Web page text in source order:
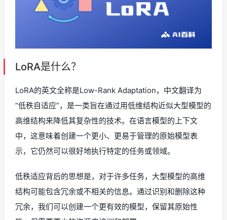
LoRA是什么？
LoRA的英文全称是Low-Rank Adaptation，中文翻译为
“低秩自适应”，是一类旨在通过用低维结构近似大型模型的
高维结构来降低其复杂性的技术。在语言模型的上下文
中，这意味着创建一个更小、更易于管理的原始模型表
示，它仍然可以很好地执行特定的任务或领域。
低秩适应背后的思想是，对于许多任务，大型模型的高维
结构可能包含冗余或不相关的信息。通过识别和删除这种
冗余，我们可以创建一个更有效的模型，保留其原始性